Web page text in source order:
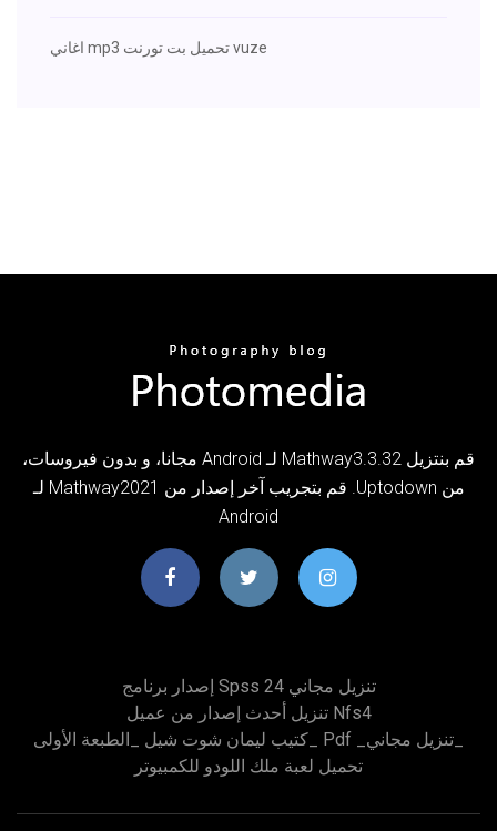
اغاني mp3 تحميل بت تورنت vuze
‫قم بنتزيل Mathway3.3.32 لـ Android مجانا، و بدون فيروسات،
من Uptodown. قم بتجريب آخر إصدار من Mathway2021 لـ
Android
إصدار برنامج Spss 24 تنزيل مجاني
تنزيل أحدث إصدار من عميل Nfs4
تحميل لعبة ملك اللودو للكمبيوتر